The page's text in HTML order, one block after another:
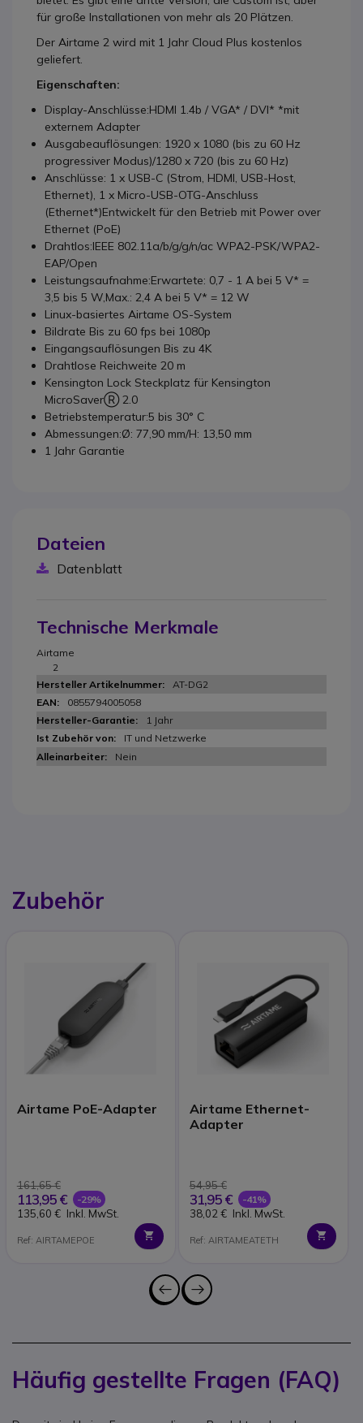
für große Installationen von mehr als 20 Plätzen.
Der Airtame 2 wird mit 1 Jahr Cloud Plus kostenlos
geliefert.
Eigenschaften:
Display-Anschlüsse:HDMI 1.4b / VGA* / DVI* *mit
externem Adapter
Ausgabeauflösungen: 1920 x 1080 (bis zu 60 Hz
progressiver Modus)/1280 x 720 (bis zu 60 Hz)
Anschlüsse: 1 x USB-C (Strom, HDMI, USB-Host,
Ethernet), 1 x Micro-USB-OTG-Anschluss
(Ethernet*)Entwickelt für den Betrieb mit Power over
Ethernet (PoE)
Drahtlos:IEEE 802.11a/b/g/g/n/ac WPA2-PSK/WPA2-
EAP/Open
Leistungsaufnahme:Erwartete: 0,7 - 1 A bei 5 V* =
3,5 bis 5 W,Max.: 2,4 A bei 5 V* = 12 W
Linux-basiertes Airtame OS-System
Bildrate Bis zu 60 fps bei 1080p
Eingangsauflösungen Bis zu 4K
Drahtlose Reichweite 20 m
Kensington Lock Steckplatz für Kensington
MicroSaverⓇ 2.0
Betriebstemperatur:5 bis 30° C
Abmessungen:Ø: 77,90 mm/H: 13,50 mm
1 Jahr Garantie
Dateien
Datenblatt
Technische Merkmale
Airtame
2
AT-DG2
0855794005058
1 Jahr
IT und Netzwerke
Nein
Zubehör
Airtame PoE-Adapter
161,65 €
113,95 € -29%
135,60 € Inkl. MwSt.
Ref: AIRTAMEPOE
Airtame Ethernet-
Adapter
54,95 €
31,95 € -41%
38,02 € Inkl. MwSt.
Ref: AIRTAMEATETH
Häufig gestellte Fragen (FAQ)